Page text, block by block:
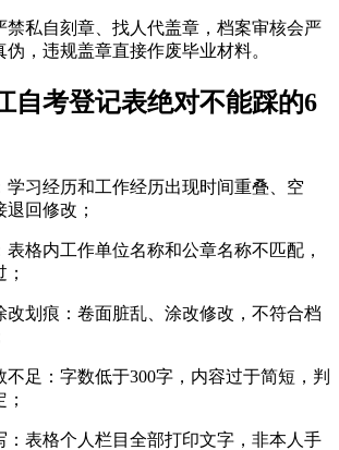
禁私自刻章、找人代盖章，档案审核会严
，违规盖章直接作废毕业材料。
自考登记表绝对不能踩的6
学习经历和工作经历出现时间重叠、空
回修改；
表格内工作单位名称和公章名称不匹配，
改划痕：卷面脏乱、涂改修改，不符合档
不足：字数低于300字，内容过于简短，判
：表格个人栏目全部打印文字，非本人手